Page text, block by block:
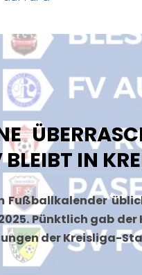
BLEIBT IN
Fußballkalender
Pünktlich gab
der Kreisliga-